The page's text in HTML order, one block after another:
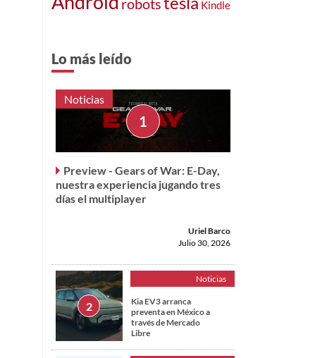
robots Kindle
Lo más leído
Noticias
Preview - Gears of War: E-Day,
nuestra experiencia jugando tres
días el multiplayer
Uriel Barco
Julio 30, 2026
Noticias
Kia EV3 arranca
preventa en México a
través de Mercado
Libre